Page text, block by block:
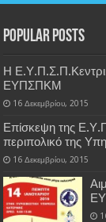
Popular Posts
Η
ΕΥΠΣΠΚΜ
16 Δεκεμβρίου, 2015
Επίσκεψη της
περιπολικό της
16 Δεκεμβρίου, 2015